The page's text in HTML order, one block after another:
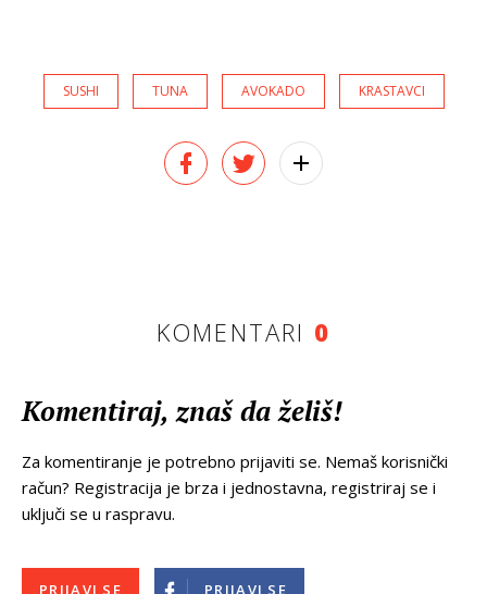
SUSHI TUNA AVOKADO KRASTAVCI
KOMENTARI 0
Komentiraj, znaš da želiš!
Za komentiranje je potrebno prijaviti se. Nemaš korisnički
račun? Registracija je brza i jednostavna, registriraj se i
uključi se u raspravu.
PRIJAVI SE PRIJAVI SE